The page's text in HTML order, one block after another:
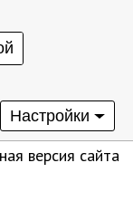
Настройки
версия сайта